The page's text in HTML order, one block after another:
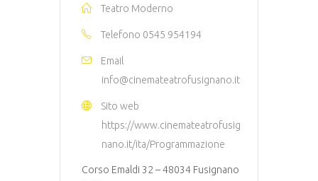
Teatro Moderno
Telefono 0545 954194
Email
info@cinemateatrofusignano.it
Sito web
https://www.cinemateatrofusig
nano.it/ita/Programmazione
Corso Emaldi 32 – 48034 Fusignano